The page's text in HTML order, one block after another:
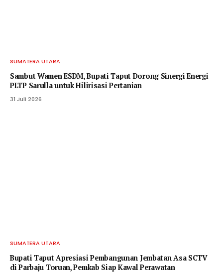
SUMATERA UTARA
‎Sambut Wamen ESDM, Bupati Taput Dorong Sinergi Energi
PLTP Sarulla untuk Hilirisasi Pertanian
31 Juli 2026
SUMATERA UTARA
Bupati Taput Apresiasi Pembangunan Jembatan Asa SCTV
di Parbaju Toruan, Pemkab Siap Kawal Perawatan